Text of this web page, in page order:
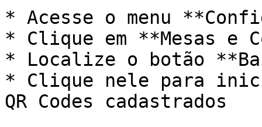
* Acesse o menu
* Clique em **Mesas e
* Localize o botão
* Clique nele para
QR Codes cadastrados